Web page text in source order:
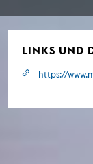
LINKS UND
https://